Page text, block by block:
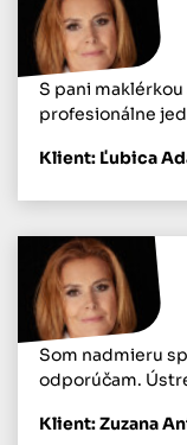
S pani
profesionálne
Klient: Ľubica
Som nadmieru
odporúčam.
Klient: Zuzana